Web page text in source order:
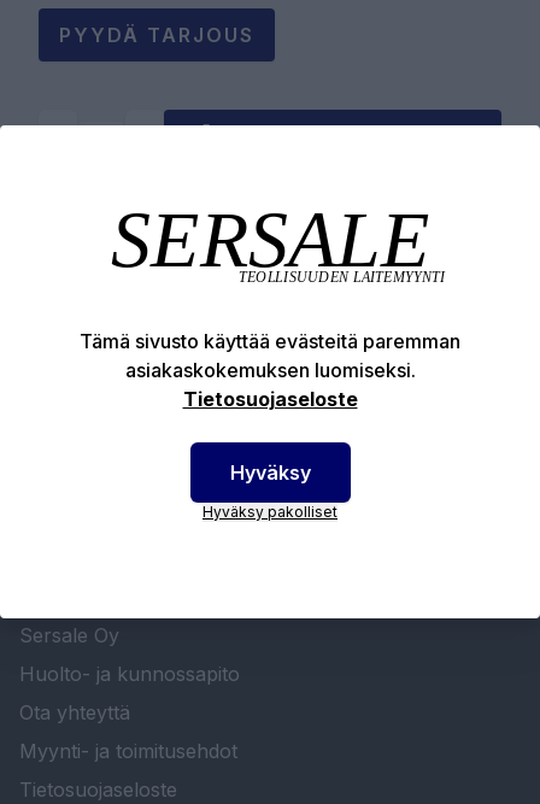
PYYDÄ TARJOUS
Tuotekuvaus
Sersale Oy
Huolto- ja kunnossapito
Ota yhteyttä
Myynti- ja toimitusehdot
Tietosuojaseloste
Tämä sivusto käyttää evästeitä paremman
asiakaskokemuksen luomiseksi.
Tietosuojaseloste
Hyväksy
Hyväksy pakolliset